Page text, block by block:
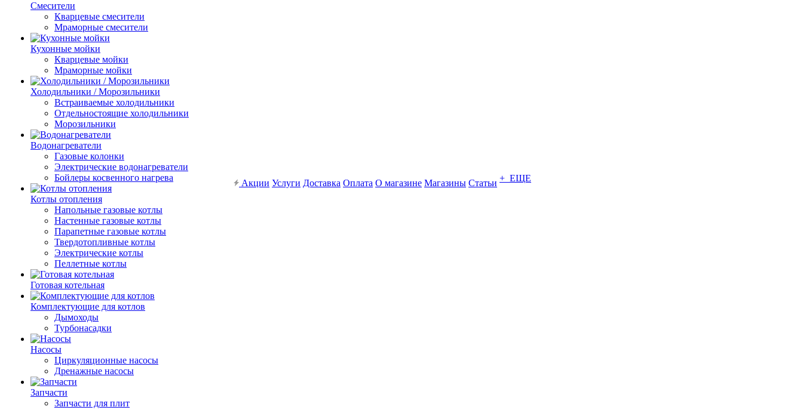
Смесители
Кварцевые смесители
Мраморные смесители
Кухонные мойки
Кварцевые мойки
Мраморные мойки
Холодильники / Морозильники
Встраиваемые холодильники
Отдельностоящие холодильники
Морозильники
Водонагреватели
Газовые колонки
Электрические водонагреватели
Бойлеры косвенного нагрева
Котлы отопления
Напольные газовые котлы
Настенные газовые котлы
Парапетные газовые котлы
Твердотопливные котлы
Электрические котлы
Пеллетные котлы
Готовая котельная
Комплектующие для котлов
Дымоходы
Турбонасадки
Насосы
Циркуляционные насосы
Дренажные насосы
Запчасти
Запчасти для плит
Акции Услуги Доставка Оплата О магазине Магазины Статьи + ЕЩЕ